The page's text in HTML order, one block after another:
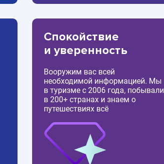
Спокойствие
и уверенность
Вооружим вас всей
необходимой информацией. Мы
в туризме с 2006 года, побывали
в 200+ странах и знаем о
путешествиях всё